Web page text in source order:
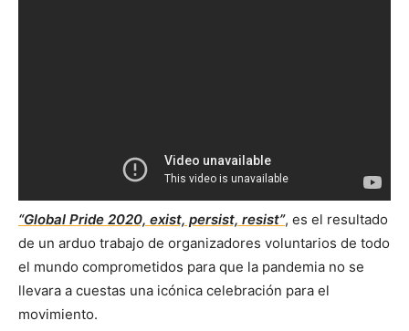
“Global Pride 2020, exist, persist, resist”, es el resultado
de un arduo trabajo de organizadores voluntarios de todo
el mundo comprometidos para que la pandemia no se
llevara a cuestas una icónica celebración para el
movimiento.